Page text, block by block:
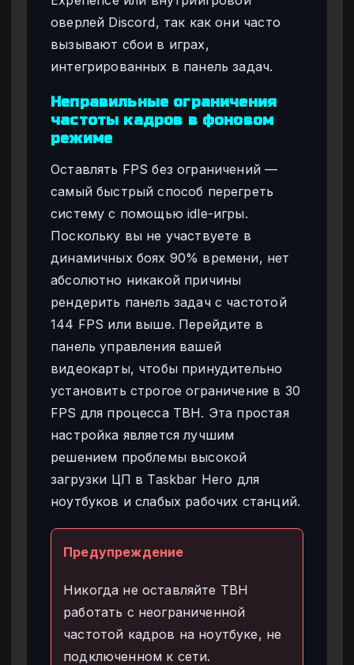
оверлей Discord, так как они часто
вызывают сбои в играх,
интегрированных в панель задач.
Неправильные ограничения
частоты кадров в фоновом
режиме
Оставлять FPS без ограничений —
самый быстрый способ перегреть
систему с помощью idle-игры.
Поскольку вы не участвуете в
динамичных боях 90% времени, нет
абсолютно никакой причины
рендерить панель задач с частотой
144 FPS или выше. Перейдите в
панель управления вашей
видеокарты, чтобы принудительно
установить строгое ограничение в 30
FPS для процесса TBH. Эта простая
настройка является лучшим
решением проблемы высокой
загрузки ЦП в Taskbar Hero для
ноутбуков и слабых рабочих станций.
Предупреждение
Никогда не оставляйте TBH
работать с неограниченной
частотой кадров на ноутбуке, не
подключенном к сети.